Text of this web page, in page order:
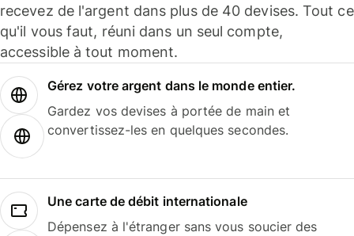
recevez de l'argent dans plus de 40 devises. Tout ce
qu'il vous faut, réuni dans un seul compte,
accessible à tout moment.
Gérez votre argent dans le monde entier.
Gardez vos devises à portée de main et
convertissez-les en quelques secondes.
Une carte de débit internationale
Dépensez à l'étranger sans vous soucier des